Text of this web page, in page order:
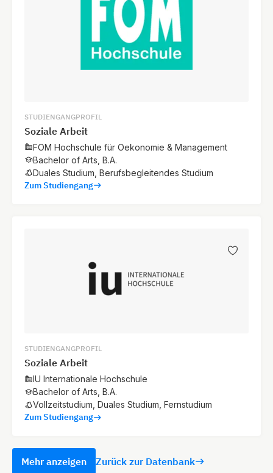
STUDIENGANGPROFIL
Soziale Arbeit
FOM Hochschule für Oekonomie & Management
Bachelor of Arts, B.A.
Duales Studium, Berufsbegleitendes Studium
Zum Studiengang
STUDIENGANGPROFIL
Soziale Arbeit
IU Internationale Hochschule
Bachelor of Arts, B.A.
Vollzeitstudium, Duales Studium, Fernstudium
Zum Studiengang
Mehr anzeigen Zurück zur Datenbank